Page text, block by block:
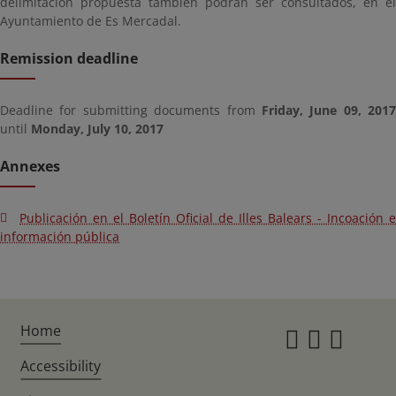
Ayuntamiento de Es Mercadal.
Remission deadline
Deadline for submitting documents from Friday, June 09, 2017
until Monday, July 10, 2017
Annexes
Publicación en el Boletín Oficial de Illes Balears - Incoación e
información pública
Home
Accessibility